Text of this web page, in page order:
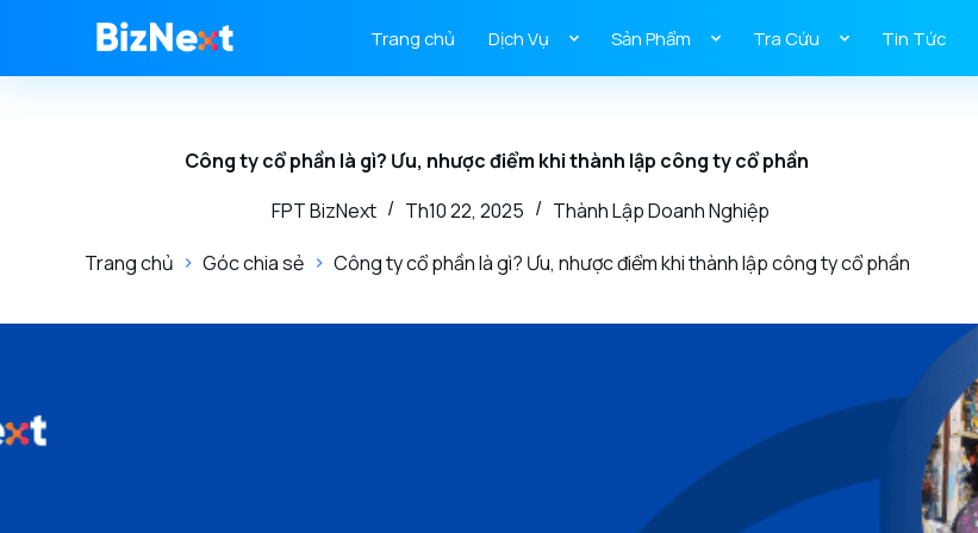
Trang chủ Dịch Vụ Sản Phẩm Tra Cứu Tin Tức
Công ty cổ phần là gì? Ưu, nhược điểm khi thành lập công ty cổ phần
FPT BizNext
Th10 22, 2025
Thành Lập Doanh Nghiệp
Trang chủ
Góc chia sẻ Công ty cổ phần là gì? Ưu, nhược điểm khi thành lập công ty cổ phần